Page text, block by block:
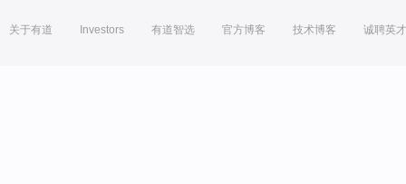
关于有道 Investors 有道智选 官方博客 技术博客 诚聘英才